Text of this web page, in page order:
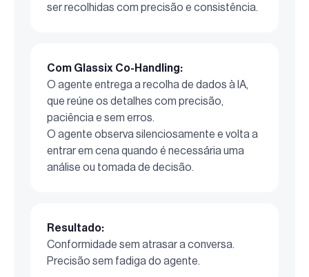
ser recolhidas com precisão e consistência.
Com Glassix Co-Handling:
O agente entrega a recolha de dados à IA,
que reúne os detalhes com precisão,
paciência e sem erros.
O agente observa silenciosamente e volta a
entrar em cena quando é necessária uma
análise ou tomada de decisão.
Resultado:
Conformidade sem atrasar a conversa.
Precisão sem fadiga do agente.